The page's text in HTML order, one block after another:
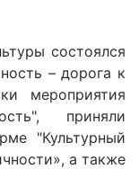
состоялся
– дорога к
мероприятия
приняли
"Культурный
а также